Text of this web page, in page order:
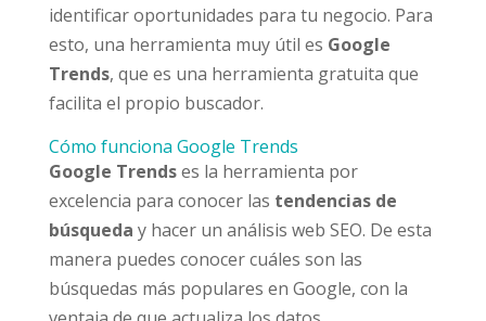
identificar oportunidades para tu negocio. Para
esto, una herramienta muy útil es Google
Trends, que es una herramienta gratuita que
facilita el propio buscador.
Cómo funciona Google Trends
Google Trendses la herramienta por
excelencia para conocer las tendencias de
búsqueda y hacer un análisis web SEO. De esta
manera puedes conocer cuáles son las
búsquedas más populares en Google, con la